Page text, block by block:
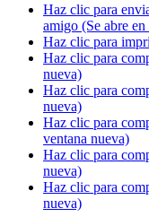
Haz clic para
amigo (Se abre
Haz clic para
Haz clic para
nueva)
Haz clic para
nueva)
Haz clic para
ventana nueva)
Haz clic para
nueva)
Haz clic para
nueva)